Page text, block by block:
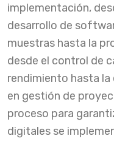
implementación,
desarrollo de
muestras hasta la
desde el control de
rendimiento hasta
en gestión de
proceso para
digitales se